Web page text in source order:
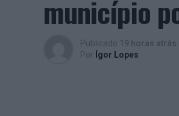
alguns jogadores.
Entre os
edição, ambos
município
Publicado 19 horas atrás
Por Ígor Lopes